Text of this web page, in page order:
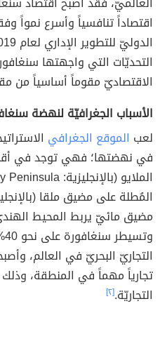
اقتصاداً تنافسياً وأسرع نمواً
التحديّات التي واجهتها
الاقتصاديّ مقوماً أساسياً من
الأسباب الجغرافيّة لنهضة
لعب الموقع الجغرافي
في نهضتها؛ فهي توجد في
مضيق مائيّ يربط المحيط
التجاريّ البحريّ في العالم،
تجارياً مهماً في المنطقة،
التجاريّة.[٢]